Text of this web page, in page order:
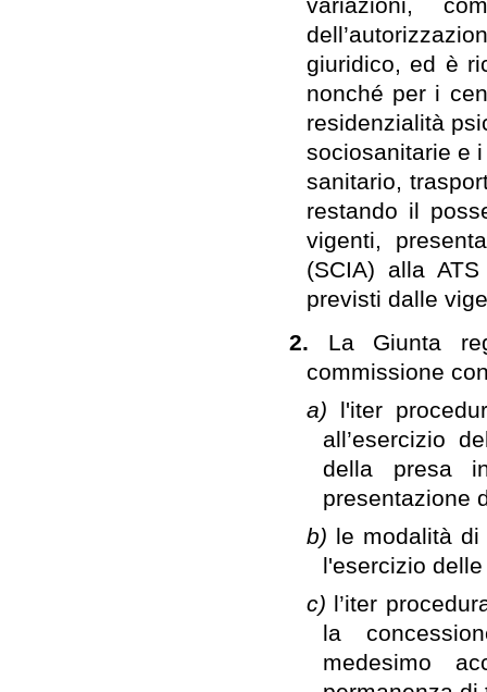
giuridico, ed è
nonché per i
residenzialità
sociosanitarie e
sanitario,
restando il
vigenti,
(SCIA) alla
previsti dalle
2. La Giunta
commissione
a) l'iter
all’esercizio
della presa
presentazione
b) le modalità
l'esercizio
c) l’iter
la
medesimo